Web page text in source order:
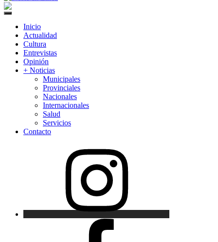
Norte en Línea
Primary
Inicio
Actualidad
Cultura
Entrevistas
Opinión
+ Noticias
Municipales
Provinciales
Nacionales
Internacionales
Salud
Servicios
Contacto